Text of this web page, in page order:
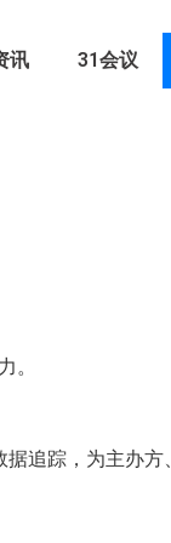
讯 31会议
。
追踪，为主办